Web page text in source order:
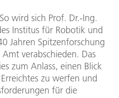
wird sich Prof. Dr.-Ing.
Institus für Robotik und
Jahren Spitzenforschung
verabschieden. Das
zum Anlass, einen Blick
zu werfen und
für die